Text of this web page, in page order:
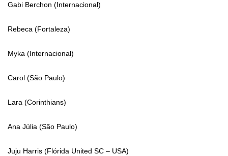
Gabi Berchon (Internacional)
Rebeca (Fortaleza)
Myka (Internacional)
Carol (São Paulo)
Lara (Corinthians)
Ana Júlia (São Paulo)
Juju Harris (Flórida United SC – USA)